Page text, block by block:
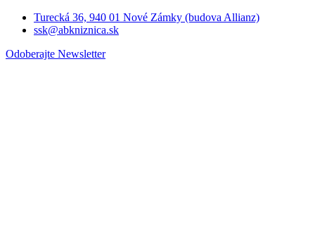
Turecká 36, 940 01 Nové Zámky (budova Allianz)
ssk@abkniznica.sk
Odoberajte Newsletter